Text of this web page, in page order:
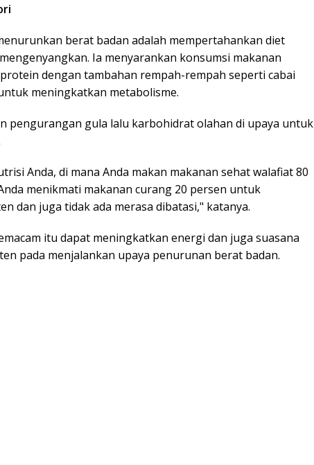
berat badan adalah mempertahankan diet
Ia menyarankan konsumsi makanan
dengan tambahan rempah-rempah seperti cabai
meningkatkan metabolisme.
pengurangan gula lalu karbohidrat olahan di upaya untuk
Anda, di mana Anda makan makanan sehat walafiat 80
menikmati makanan curang 20 persen ​​untuk
dan juga tidak ada merasa dibatasi," katanya.
itu dapat meningkatkan energi dan juga suasana
pada menjalankan upaya penurunan berat badan.